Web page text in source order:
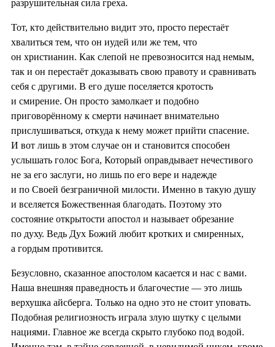
разрушительная сила греха.
Тот, кто действительно видит это, просто перестаёт
хвалиться тем, что он иудей или же тем, что
он христианин. Как слепой не превозносится над немым,
так и он перестаёт доказывать свою правоту и сравнивать
себя с другими. В его душе поселяется кротость
и смирение. Он просто замолкает и подобно
приговорённому к смерти начинает внимательно
прислушиваться, откуда к нему может прийти спасение.
И вот лишь в этом случае он и становится способен
услышать голос Бога, Который оправдывает нечестивого
не за его заслуги, но лишь по его вере и надежде
и по Своей безграничной милости. Именно в такую душу
и вселяется Божественная благодать. Поэтому это
состояние открытости апостол и называет обрезание
по духу. Ведь Дух Божий любит кротких и смиренных,
а гордым противится.
Безусловно, сказанное апостолом касается и нас с вами.
Наша внешняя праведность и благочестие — это лишь
верхушка айсберга. Только на одно это не стоит уповать.
Подобная религиозность играла злую шутку с целыми
нациями. Главное же всегда скрыто глубоко под водой.